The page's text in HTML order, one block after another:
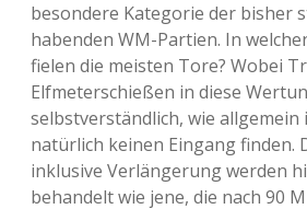
besondere Kategorie der bisher
habenden WM-Partien. In
fielen die meisten Tore? Wobei
Elfmeterschießen in diese
selbstverständlich, wie allgemein
natürlich keinen Eingang finden.
inklusive Verlängerung werden
behandelt wie jene, die nach 90